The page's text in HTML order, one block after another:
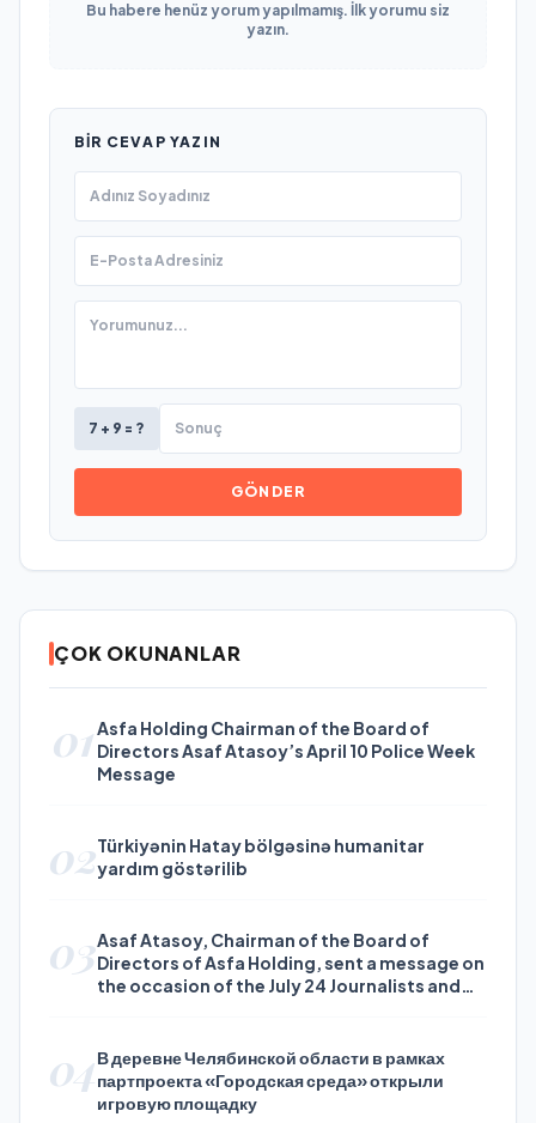
Bu habere henüz yorum yapılmamış. İlk yorumu siz
yazın.
BIR CEVAP YAZIN
7 + 9 = ?
GÖNDER
ÇOK OKUNANLAR
01Asfa Holding Chairman of the Board of
Directors Asaf Atasoy’s April 10 Police Week
Message
02Türkiyənin Hatay bölgəsinə humanitar
yardım göstərilib
03Asaf Atasoy, Chairman of the Board of
Directors of Asfa Holding, sent a message on
the occasion of the July 24 Journalists and
04В деревне Челябинской области в рамках
партпроекта «Городская среда» открыли
игровую площадку